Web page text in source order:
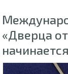
«Дверца